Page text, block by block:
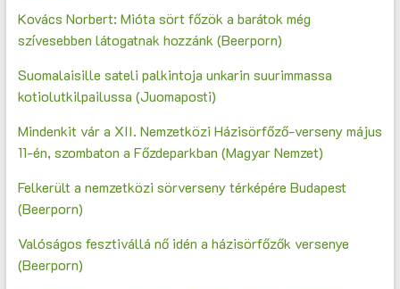
Kovács Norbert: Mióta sört főzök a barátok még
szívesebben látogatnak hozzánk (Beerporn)
Suomalaisille sateli palkintoja unkarin suurimmassa
kotiolutkilpailussa (Juomaposti)
Mindenkit vár a XII. Nemzetközi Házisörfőző-verseny május
11-én, szombaton a Főzdeparkban (Magyar Nemzet)
Felkerült a nemzetközi sörverseny térképére Budapest
(Beerporn)
Valóságos fesztivállá nő idén a házisörfőzők versenye
(Beerporn)